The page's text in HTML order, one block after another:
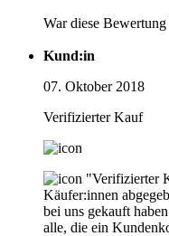
War diese
Kund:in
07. Oktober 2018
Verifizierter Kauf
"Verifizierter
Käufer:innen
bei uns gekauft
alle, die ein